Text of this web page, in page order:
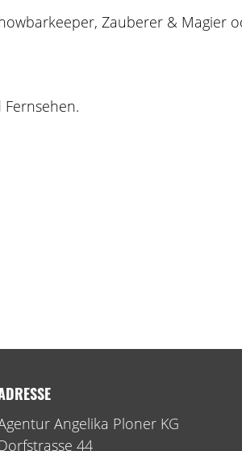
Zauberer &
Angelika Ploner KG
44